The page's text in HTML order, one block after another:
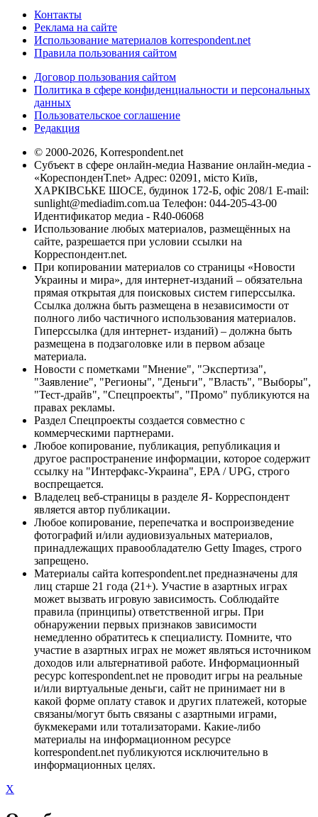
Контакты
Реклама на сайте
Использование материалов korrespondent.net
Правила пользования сайтом
Договор пользования сайтом
Политика в сфере конфиденциальности и персональных
данных
Пользовательское соглашение
Редакция
© 2000-2026, Korrespondent.net
Субъект в сфере онлайн-медиа Название онлайн-медиа -
«КореспонденТ.net» Адрес: 02091, місто Київ,
ХАРКІВСЬКЕ ШОСЕ, будинок 172-Б, офіс 208/1 E-mail:
sunlight@mediadim.com.ua Телефон: 044-205-43-00
Идентификатор медиа - R40-06068
Использование любых материалов, размещённых на
сайте, разрешается при условии ссылки на
Корреспондент.net.
При копировании материалов со страницы «Новости
Украины и мира», для интернет-изданий – обязательна
прямая открытая для поисковых систем гиперссылка.
Ссылка должна быть размещена в независимости от
полного либо частичного использования материалов.
Гиперссылка (для интернет- изданий) – должна быть
размещена в подзаголовке или в первом абзаце
материала.
Новости с пометками "Мнение", "Экспертиза",
"Заявление", "Регионы", "Деньги", "Власть", "Выборы",
"Тест-драйв", "Спецпроекты", "Промо" публикуются на
правах рекламы.
Раздел Спецпроекты создается совместно с
коммерческими партнерами.
Любое копирование, публикация, републикация и
другое распространение информации, которое содержит
ссылку на "Интерфакс-Украина", EPA / UPG, строго
воспрещается.
Владелец веб-страницы в разделе Я- Корреспондент
является автор публикации.
Любое копирование, перепечатка и воспроизведение
фотографий и/или аудиовизуальных материалов,
принадлежащих правообладателю Getty Images, строго
запрещено.
Материалы сайта korrespondent.net предназначены для
лиц старше 21 года (21+). Участие в азартных играх
может вызвать игровую зависимость. Соблюдайте
правила (принципы) ответственной игры. При
обнаружении первых признаков зависимости
немедленно обратитесь к специалисту. Помните, что
участие в азартных играх не может являться источником
доходов или альтернативой работе. Информационный
ресурс korrespondent.net не проводит игры на реальные
и/или виртуальные деньги, сайт не принимает ни в
какой форме оплату ставок и других платежей, которые
связаны/могут быть связаны с азартными играми,
букмекерами или тотализаторами. Какие-либо
материалы на информационном ресурсе
korrespondent.net публикуются исключительно в
информационных целях.
X